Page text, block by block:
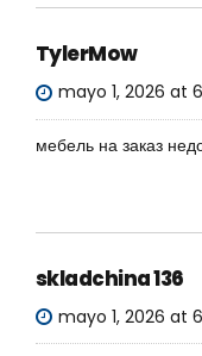
TylerMow
mayo 1, 2026 at
мебель на заказ
skladchina 136
mayo 1, 2026 at